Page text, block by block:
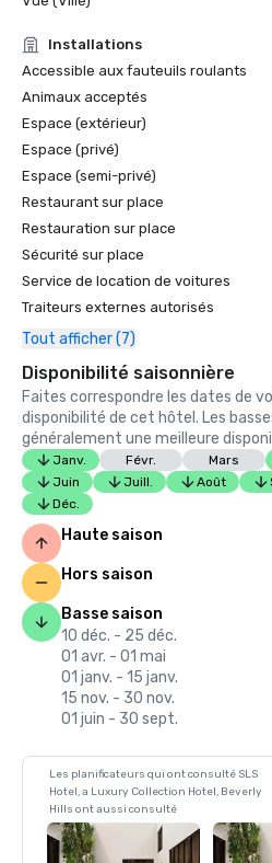
Installations
Accessible aux fauteuils roulants
Animaux acceptés
Espace (extérieur)
Espace (privé)
Espace (semi-privé)
Restaurant sur place
Restauration sur place
Sécurité sur place
Service de location de voitures
Traiteurs externes autorisés
Tout afficher (7)
Disponibilité saisonnière
Faites correspondre les dates de
disponibilité de cet hôtel. Les
généralement une meilleure
Janv. Févr. Mars
Juin
Juill. Août
Déc.
Haute saison
Hors saison
Basse saison
10 déc. - 25 déc.
01 avr. - 01 mai
01 janv. - 15 janv.
15 nov. - 30 nov.
01 juin - 30 sept.
Les planificateurs qui ont consulté SLS
Hotel, a Luxury Collection Hotel, Beverly
Hills ont aussi consulté